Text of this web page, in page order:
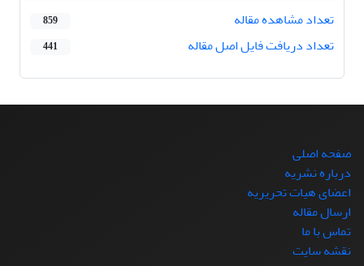
تعداد مشاهده مقاله
859
تعداد دریافت فایل اصل مقاله 441
صفحه اصلی
درباره نشریه
اعضای هیات تحریریه
ارسال مقاله
تماس با ما
نقشه سایت